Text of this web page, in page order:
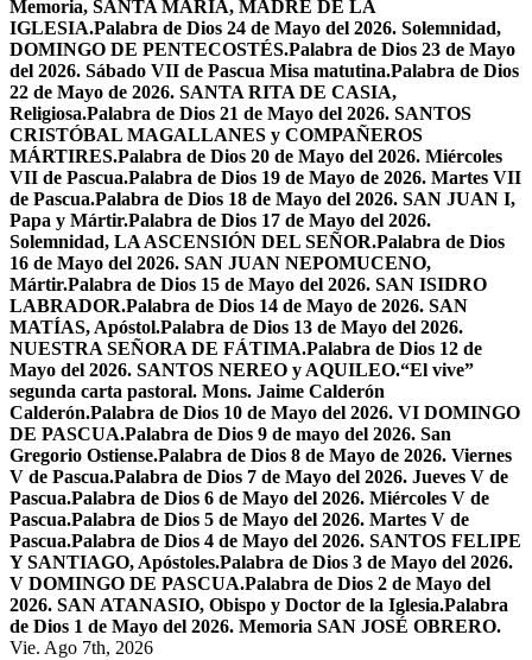
Memoria, SANTA MARÍA, MADRE DE LA
IGLESIA.Palabra de Dios 24 de Mayo del 2026. Solemnidad,
DOMINGO DE PENTECOSTÉS.Palabra de Dios 23 de Mayo
del 2026. Sábado VII de Pascua Misa matutina.Palabra de Dios
22 de Mayo de 2026. SANTA RITA DE CASIA,
Religiosa.Palabra de Dios 21 de Mayo del 2026. SANTOS
CRISTÓBAL MAGALLANES y COMPAÑEROS
MÁRTIRES.Palabra de Dios 20 de Mayo del 2026. Miércoles
VII de Pascua.Palabra de Dios 19 de Mayo de 2026. Martes VII
de Pascua.Palabra de Dios 18 de Mayo del 2026. SAN JUAN I,
Papa y Mártir.Palabra de Dios 17 de Mayo del 2026.
Solemnidad, LA ASCENSIÓN DEL SEÑOR.Palabra de Dios
16 de Mayo del 2026. SAN JUAN NEPOMUCENO,
Mártir.Palabra de Dios 15 de Mayo del 2026. SAN ISIDRO
LABRADOR.Palabra de Dios 14 de Mayo de 2026. SAN
MATÍAS, Apóstol.Palabra de Dios 13 de Mayo del 2026.
NUESTRA SEÑORA DE FÁTIMA.Palabra de Dios 12 de
Mayo del 2026. SANTOS NEREO y AQUILEO.“El vive”
segunda carta pastoral. Mons. Jaime Calderón
Calderón.Palabra de Dios 10 de Mayo del 2026. VI DOMINGO
DE PASCUA.Palabra de Dios 9 de mayo del 2026. San
Gregorio Ostiense.Palabra de Dios 8 de Mayo de 2026. Viernes
V de Pascua.Palabra de Dios 7 de Mayo del 2026. Jueves V de
Pascua.Palabra de Dios 6 de Mayo del 2026. Miércoles V de
Pascua.Palabra de Dios 5 de Mayo del 2026. Martes V de
Pascua.Palabra de Dios 4 de Mayo del 2026. SANTOS FELIPE
Y SANTIAGO, Apóstoles.Palabra de Dios 3 de Mayo del 2026.
V DOMINGO DE PASCUA.Palabra de Dios 2 de Mayo del
2026. SAN ATANASIO, Obispo y Doctor de la Iglesia.Palabra
de Dios 1 de Mayo del 2026. Memoria SAN JOSÉ OBRERO.
Vie. Ago 7th, 2026